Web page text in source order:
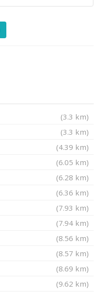
(3.3 km)
(3.3 km)
(4.39 km)
(6.05 km)
(6.28 km)
(6.36 km)
(7.93 km)
(7.94 km)
(8.56 km)
(8.57 km)
(8.69 km)
(9.62 km)